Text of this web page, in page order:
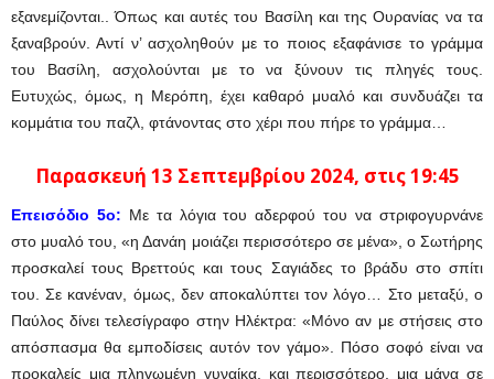
εξανεμίζονται.. Όπως και αυτές του Βασίλη και της Ουρανίας να τα
ξαναβρούν. Αντί ν’ ασχοληθούν με το ποιος εξαφάνισε το γράμμα
του Βασίλη, ασχολούνται με το να ξύνουν τις πληγές τους.
Ευτυχώς, όμως, η Μερόπη, έχει καθαρό μυαλό και συνδυάζει τα
κομμάτια του παζλ, φτάνοντας στο χέρι που πήρε το γράμμα…
Παρασκευή 13 Σεπτεμβρίου 2024, στις 19:45
Επεισόδιο 5ο: Με τα λόγια του αδερφού του να στριφογυρνάνε
στο μυαλό του, «η Δανάη μοιάζει περισσότερο σε μένα», ο Σωτήρης
προσκαλεί τους Βρεττούς και τους Σαγιάδες το βράδυ στο σπίτι
του. Σε κανέναν, όμως, δεν αποκαλύπτει τον λόγο… Στο μεταξύ, ο
Παύλος δίνει τελεσίγραφο στην Ηλέκτρα: «Μόνο αν με στήσεις στο
απόσπασμα θα εμποδίσεις αυτόν τον γάμο». Πόσο σοφό είναι να
προκαλείς μια πληγωμένη γυναίκα, και περισσότερο, μια μάνα σε